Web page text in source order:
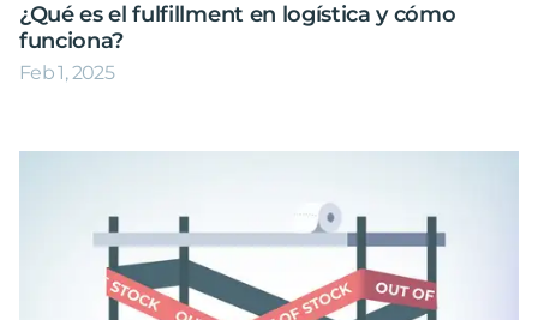
¿Qué es el fulfillment en logística y cómo
funciona?
Feb 1, 2025